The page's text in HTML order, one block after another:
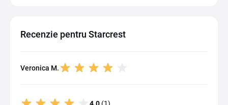
Recenzie pentru Starcrest
Veronica M.